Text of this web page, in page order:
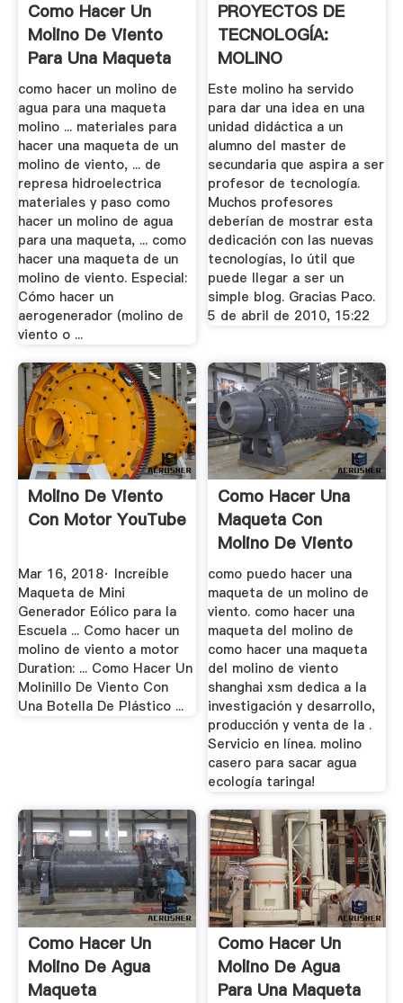
Como Hacer Un
Molino De Viento
Para Una Maqueta
como hacer un molino de
agua para una maqueta
molino ... materiales para
hacer una maqueta de un
molino de viento, ... de
represa hidroelectrica
materiales y paso como
hacer un molino de agua
para una maqueta, ... como
hacer una maqueta de un
molino de viento. Especial:
Cómo hacer un
aerogenerador (molino de
viento o ...
PROYECTOS DE
TECNOLOGÍA:
MOLINO
Este molino ha servido
para dar una idea en una
unidad didáctica a un
alumno del master de
secundaria que aspira a ser
profesor de tecnología.
Muchos profesores
deberían de mostrar esta
dedicación con las nuevas
tecnologías, lo útil que
puede llegar a ser un
simple blog. Gracias Paco.
5 de abril de 2010, 15:22
Molino De Viento
Con Motor YouTube
Mar 16, 2018· Increíble
Maqueta de Mini
Generador Eólico para la
Escuela ... Como hacer un
molino de viento a motor
Duration: ... Como Hacer Un
Molinillo De Viento Con
Una Botella De Plástico ...
Como Hacer Una
Maqueta Con
Molino De Viento
como puedo hacer una
maqueta de un molino de
viento. como hacer una
maqueta del molino de
como hacer una maqueta
del molino de viento
shanghai xsm dedica a la
investigación y desarrollo,
producción y venta de la .
Servicio en línea. molino
casero para sacar agua
ecología taringa!
Como Hacer Un
Molino De Agua
Maqueta
Como Hacer Un
Molino De Agua
Para Una Maqueta